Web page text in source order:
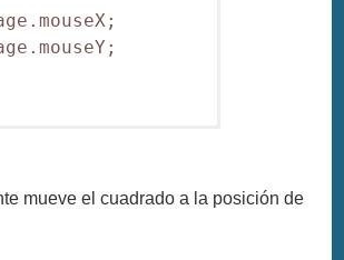
mueve el cuadrado a la posición de